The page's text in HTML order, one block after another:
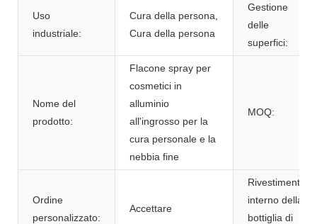
Uso
industriale:
Cura della persona,
Cura della persona
Gestione
delle
superfici:
Nome del
prodotto:
Flacone spray per
cosmetici in
alluminio
all'ingrosso per la
cura personale e la
nebbia fine
MOQ:
Ordine
personalizzato:
Accettare
Rivestimento
interno della
bottiglia di